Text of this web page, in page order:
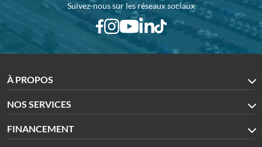
Suivez-nous sur les réseaux sociaux
À PROPOS
NOS SERVICES
FINANCEMENT